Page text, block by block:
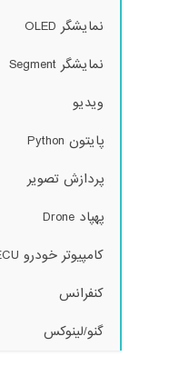
نمایشگر OLED
نمایشگر Segment
ویدیو
پایتون Python
پردازش تصویر
پهپاد Drone
کامپیوتر خودرو ECU
کنفرانس
گنو/لینوکس